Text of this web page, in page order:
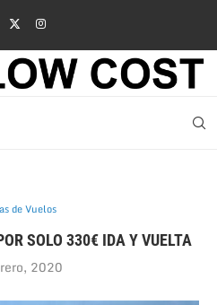
de Vuelos
SOLO 330€ IDA Y VUELTA
2020